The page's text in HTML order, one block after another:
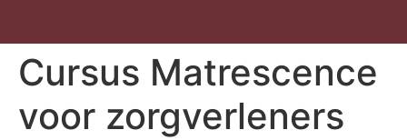
Cursus Matrescence
voor zorgverleners